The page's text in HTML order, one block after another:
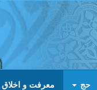
حج معرفت و اخلاق